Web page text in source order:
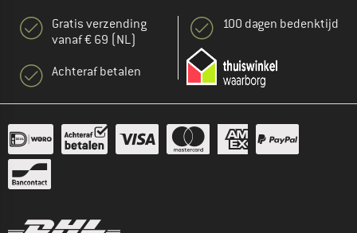
Gratis verzending
vanaf € 69 (NL)
Achteraf betalen
100 dagen bedenktijd